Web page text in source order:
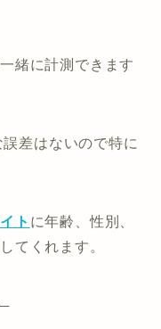
緒に計測できます
差はないので特に
ト に年齢、性別、
てくれます。